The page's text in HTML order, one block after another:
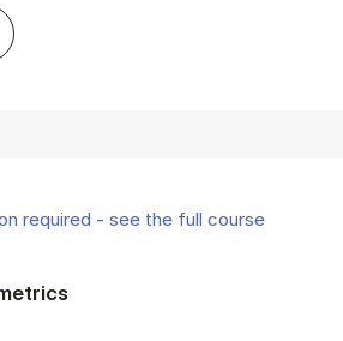
required - see the full course